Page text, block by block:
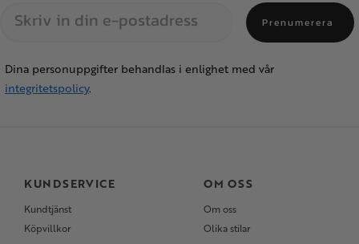
Prenumerera
Dina personuppgifter behandlas i enlighet med vår
integritetspolicy.
KUNDSERVICE
Kundtjänst
Köpvillkor
OM OSS
Om oss
Olika stilar